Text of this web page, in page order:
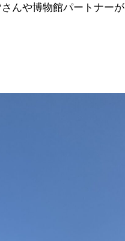
んや博物館パートナーが